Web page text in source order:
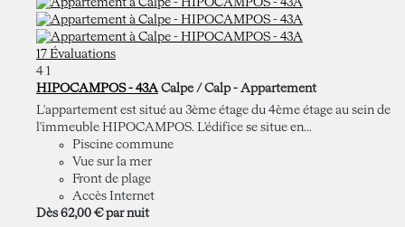
17 Évaluations
4 1
HIPOCAMPOS - 43A Calpe / Calp - Appartement
L'appartement est situé au 3ème étage du 4ème étage au sein de
l'immeuble HIPOCAMPOS. L'édifice se situe en...
Piscine commune
Vue sur la mer
Front de plage
Accès Internet
Dès 62,00 € par nuit